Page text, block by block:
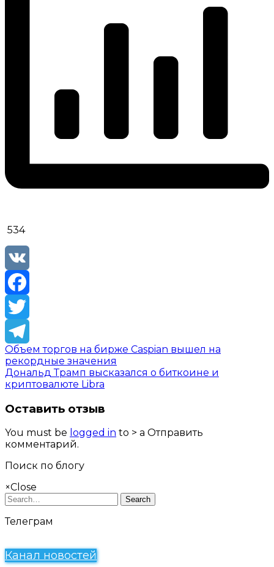
534
VK
Facebook
Twitter
Telegram
Объем торгов на бирже Caspian вышел на
рекордные значения
Дональд Трамп высказался о биткоине и
криптовалюте Libra
Оставить отзыв
You must be logged in to > a Отправить
комментарий.
Поиск по блогу
×Close
Search
Телеграм
Канал новостей